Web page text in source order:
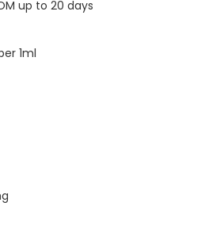
up to 20 days
1ml